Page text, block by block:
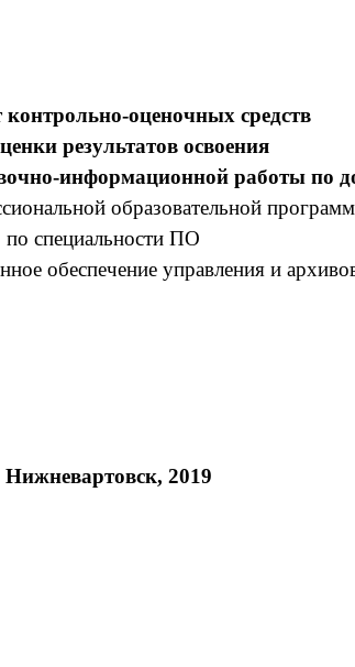
оценочных средств
результатов освоения
информационной работы по
образовательной
по специальности ПО
обеспечение управления и
Нижневартовск, 2019